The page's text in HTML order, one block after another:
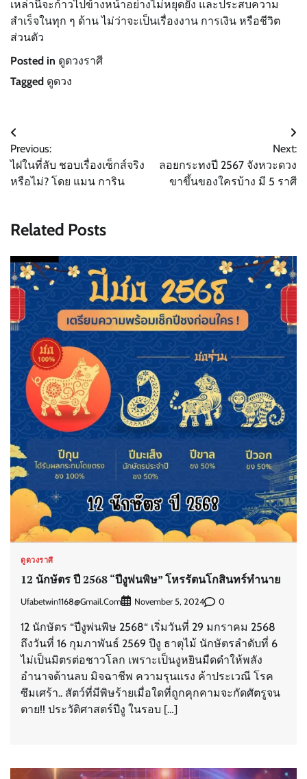
เหล่านี้จะก้าวไปข้างหน้าอย่างไม่หยุดยั้ง และประสบความ
สำเร็จในทุก ๆ ด้าน ไม่ว่าจะเป็นเรื่องงาน การเงิน หรือชีวิต
ส่วนตัว
Posted in ดูดวงราศี
Tagged ดูดวง
Post
navigation
Previous:
ไฝในที่ลับ ชอบเรื่องเซ็กส์จริง
หรือไม่? โดย แมน การิน
Next:
ลอยกระทงปี 2567 จังหวะดวง
ขาขึ้นของใครบ้าง มี 5 ราศี
Related Posts
ดูดวงราศี
12 นักษัตร ปี 2568 “ปีงูพ่นพิษ” โหรรัตนโกสินทร์ทำนาย
Ufabetwin1168@gmail.com November 5, 2024 0
12 นักษัตร “ปีงูพ่นพิษ 2568“ เริ่มวันที่ 29 มกราคม 2568
ถึงวันที่ 16 กุมภาพันธ์ 2569 ปีงู ธาตุไม้ นักษัตรลำดับที่ 6
ไม่เป็นมิตรต่อชาวโลก เพราะเป็นงูหยินมืดดำให้พลัง
อำนาจด้านลบ มิจฉาชีพ ความรุนแรง ค้าประเวณี โรค
ซึมเศร้า.. สัตว์ที่มีพิษร้ายเมื่อใดที่ถูกคุกคามจะกัดศัตรูจน
ตาย!! ประวัติศาสตร์ปีงู ในรอบ […]